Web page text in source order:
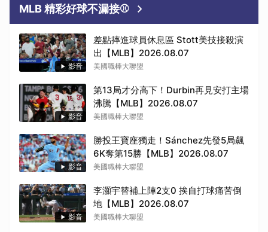
MLB 精彩好球不漏接⚾
影音
差點摔進球員休息區 Stott美技接殺演
出【MLB】2026.08.07
美國職棒大聯盟
影音
第13局才分高下！Durbin再見安打主場
沸騰【MLB】2026.08.07
美國職棒大聯盟
影音
勝投王寶座獨走！Sánchez先發5局飆
6K奪第15勝【MLB】2026.08.07
美國職棒大聯盟
影音
李灝宇替補上陣2支0 挨自打球痛苦倒
地【MLB】2026.08.07
美國職棒大聯盟